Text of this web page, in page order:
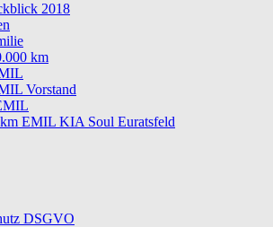
2018
km
Vorstand
EMIL KIA Soul Euratsfeld
DSGVO